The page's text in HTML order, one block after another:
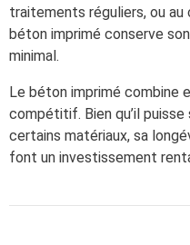
traitements réguliers, ou au
béton imprimé conserve
minimal.
Le béton imprimé combine
compétitif. Bien qu’il
certains matériaux, sa
font un investissement